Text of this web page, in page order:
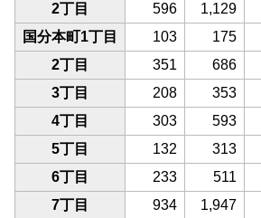
2丁目
596 1,129
国分本町1丁目
103 175
2丁目
351 686
3丁目
208 353
4丁目
303 593
5丁目
132 313
6丁目
233 511
7丁目
934 1,947